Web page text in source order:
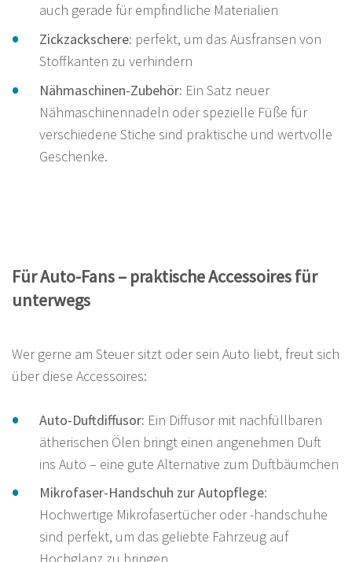
auch gerade für empfindliche Materialien
Zickzackschere: perfekt, um das Ausfransen von
Stoffkanten zu verhindern
Nähmaschinen-Zubehör: Ein Satz neuer
Nähmaschinennadeln oder spezielle Füße für
verschiedene Stiche sind praktische und wertvolle
Geschenke.
Für Auto-Fans – praktische Accessoires für
unterwegs
Wer gerne am Steuer sitzt oder sein Auto liebt, freut sich
über diese Accessoires:
Auto-Duftdiffusor: Ein Diffusor mit nachfüllbaren
ätherischen Ölen bringt einen angenehmen Duft
ins Auto – eine gute Alternative zum Duftbäumchen
Mikrofaser-Handschuh zur Autopflege:
Hochwertige Mikrofasertücher oder -handschuhe
sind perfekt, um das geliebte Fahrzeug auf